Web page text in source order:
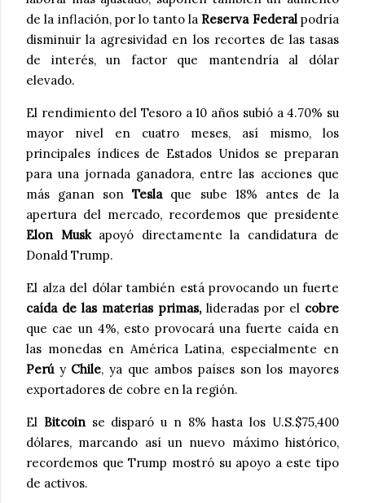
de la inflación, por lo tanto la Reserva Federalpodría
disminuir la agresividad en los recortes de las tasas
de interés, un factor que mantendría al dólar
elevado.
El rendimiento del Tesoro a 10 años subió a 4.70% su
mayor nivel en cuatro meses, así mismo, los
principales índices de Estados Unidos se preparan
para una jornada ganadora, entre las acciones que
más ganan sonTeslaque sube 18% antes de la
apertura del mercado, recordemos que presidente
Elon Muskapoyó directamente la candidatura de
Donald Trump.
El alza del dólar también está provocando un fuerte
caída de las materias primas,lideradas por el cobre
que cae un 4%, esto provocará una fuerte caída en
las monedas en América Latina, especialmente en
Perúy Chile, ya que ambos países son los mayores
exportadores de cobre en la región.
El Bitcoinse disparó u n 8% hasta los U.S.$75,400
dólares, marcando así un nuevo máximo histórico,
recordemos que Trump mostró su apoyo a este tipo
de activos.